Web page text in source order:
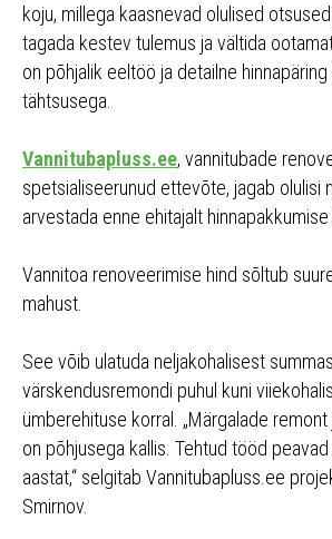
koju, millega kaasnevad olulised
tagada kestev tulemus ja vältida
on põhjalik eeltöö ja detailne
tähtsusega.
Vannitubapluss.ee, vannitubade
spetsialiseerunud ettevõte, jagab olulisi
arvestada enne ehitajalt hinnapakkumise
Vannitoa renoveerimise hind sõltub
mahust.
See võib ulatuda neljakohalisest
värskendusremondi puhul kuni
ümberehituse korral. „Märgalade
on põhjusega kallis. Tehtud tööd
aastat,“ selgitab Vannitubapluss.ee
Smirnov.